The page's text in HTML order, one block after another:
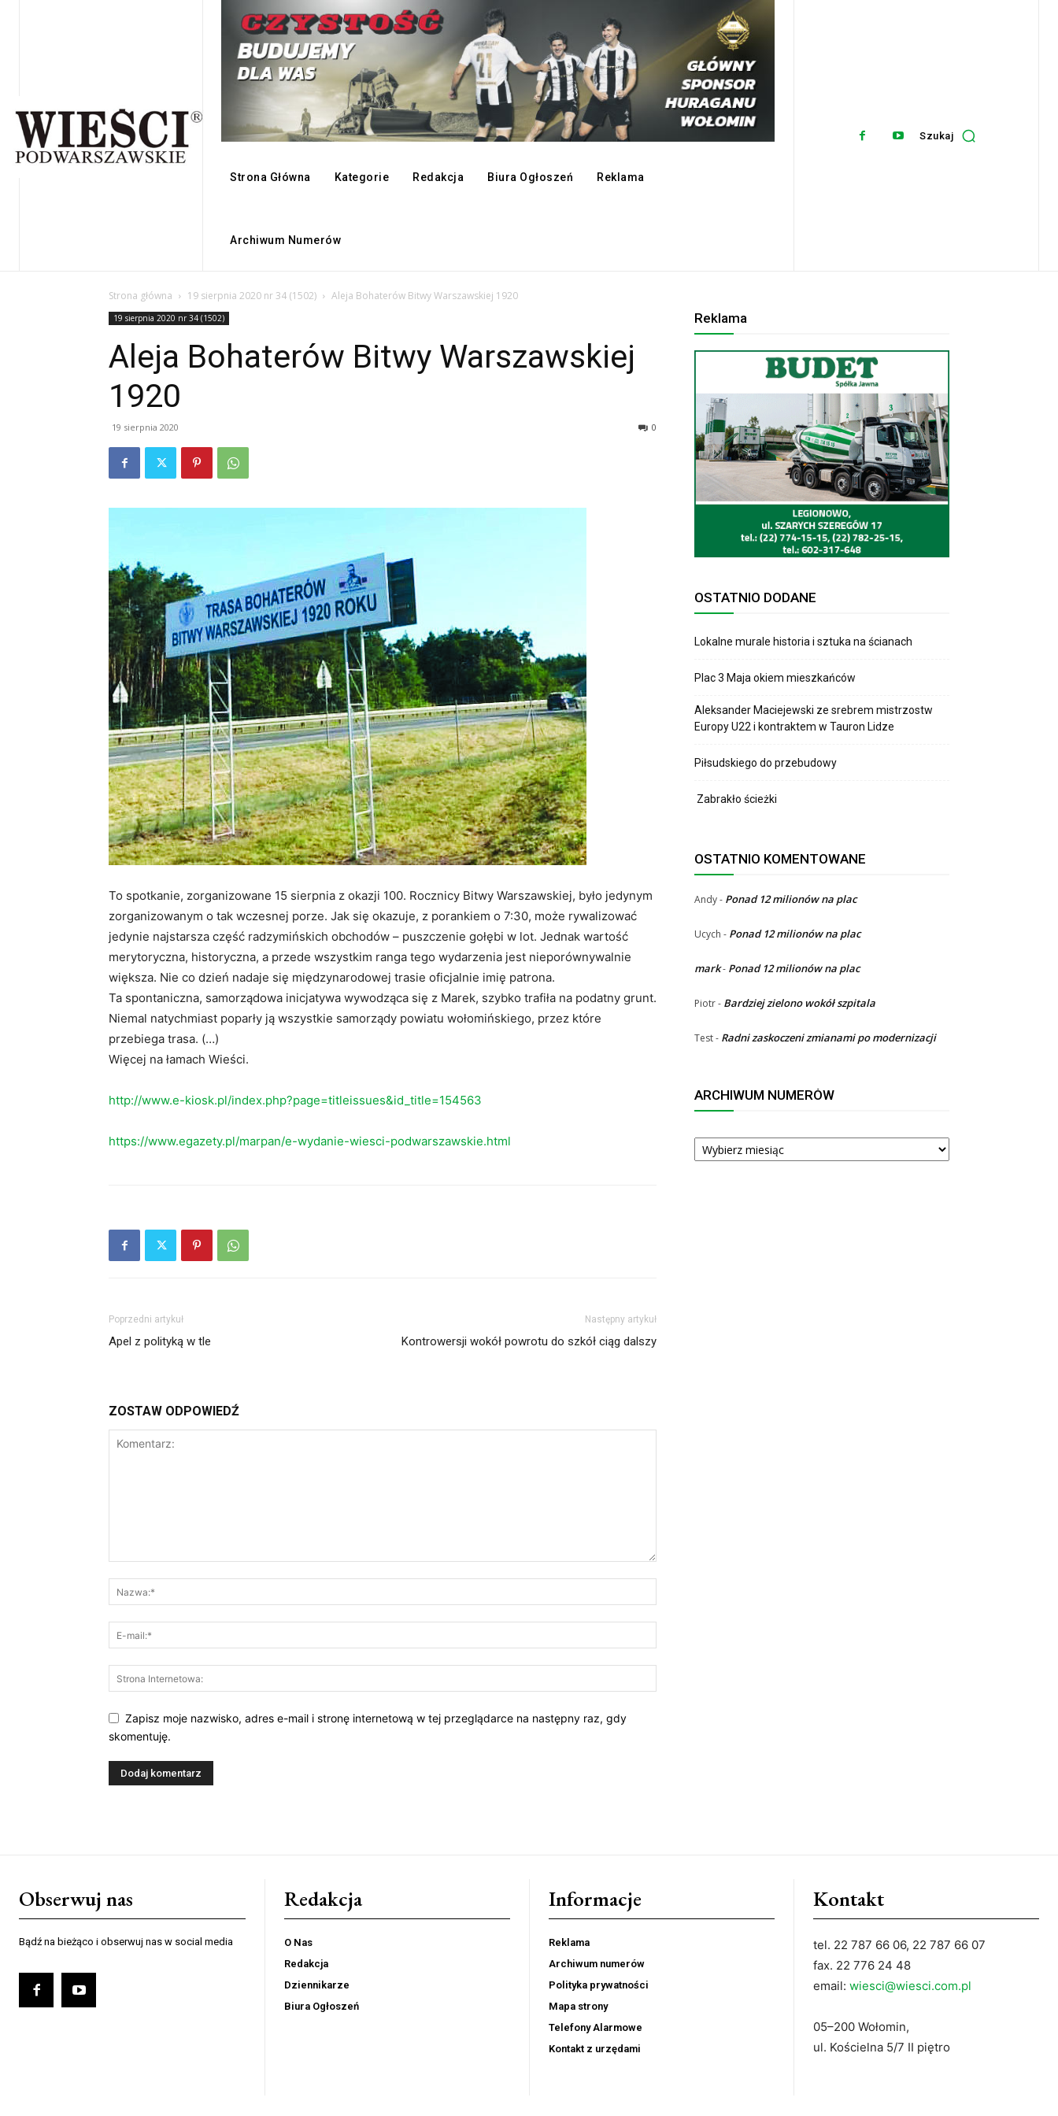
Strona Główna Kategorie Redakcja Biura Ogłoszeń Reklama
Archiwum Numerów
Szukaj
Strona główna 19 sierpnia 2020 nr 34 (1502) Aleja Bohaterów Bitwy Warszawskiej 1920
19 sierpnia 2020 nr 34 (1502)
Aleja Bohaterów Bitwy Warszawskiej
1920
19 sierpnia 2020 0
To spotkanie, zorganizowane 15 sierpnia z okazji 100. Rocznicy Bitwy Warszawskiej, było jedynym
zorganizowanym o tak wczesnej porze. Jak się okazuje, z porankiem o 7:30, może rywalizować
jedynie najstarsza część radzymińskich obchodów – puszczenie gołębi w lot. Jednak wartość
merytoryczna, historyczna, a przede wszystkim ranga tego wydarzenia jest nieporównywalnie
większa. Nie co dzień nadaje się międzynarodowej trasie oficjalnie imię patrona.
Ta spontaniczna, samorządowa inicjatywa wywodząca się z Marek, szybko trafiła na podatny grunt.
Niemal natychmiast poparły ją wszystkie samorządy powiatu wołomińskiego, przez które
przebiega trasa. (…)
Więcej na łamach Wieści.
http://www.e-kiosk.pl/index.php?page=titleissues&id_title=154563
https://www.egazety.pl/marpan/e-wydanie-wiesci-podwarszawskie.html
Poprzedni artykuł
Apel z polityką w tle
Następny artykuł
Kontrowersji wokół powrotu do szkół ciąg dalszy
ZOSTAW ODPOWIEDŹ
Zapisz moje nazwisko, adres e-mail i stronę internetową w tej przeglądarce na następny raz, gdy
skomentuję.
Reklama
OSTATNIO DODANE
Lokalne murale historia i sztuka na ścianach
Plac 3 Maja okiem mieszkańców
Aleksander Maciejewski ze srebrem mistrzostw
Europy U22 i kontraktem w Tauron Lidze
Piłsudskiego do przebudowy
Zabrakło ścieżki
OSTATNIO KOMENTOWANE
Andy- Ponad 12 milionów na plac
Ucych - Ponad 12 milionów na plac
mark- Ponad 12 milionów na plac
Piotr- Bardziej zielono wokół szpitala
Test- Radni zaskoczeni zmianami po modernizacji
ARCHIWUM NUMERÓW
ARCHIWUM
NUMERÓW
Obserwuj nas
Bądź na bieżąco i obserwuj nas w social media
Redakcja
O Nas
Redakcja
Dziennikarze
Biura Ogłoszeń
Informacje
Reklama
Archiwum numerów
Polityka prywatności
Mapa strony
Telefony Alarmowe
Kontakt z urzędami
Kontakt
tel. 22 787 66 06, 22 787 66 07
fax. 22 776 24 48
email: wiesci@wiesci.com.pl
05–200 Wołomin,
ul. Kościelna 5/7 II piętro